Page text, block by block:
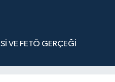
VE FETÖ GERÇEĞİ